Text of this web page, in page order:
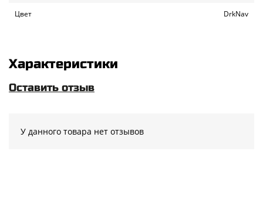
Цвет DrkNav
Характеристики
Оставить отзыв
У данного товара нет отзывов